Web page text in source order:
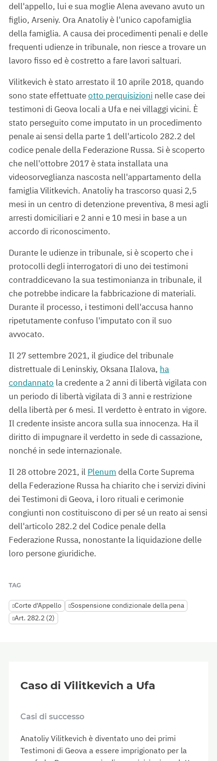
dell'appello, lui e sua moglie Alena avevano avuto un
figlio, Arseniy. Ora Anatoliy è l'unico capofamiglia
della famiglia. A causa dei procedimenti penali e delle
frequenti udienze in tribunale, non riesce a trovare un
lavoro fisso ed è costretto a fare lavori saltuari.
Vilitkevich è stato arrestato il 10 aprile 2018, quando
sono state effettuateotto perquisizioni nelle case dei
testimoni di Geova locali a Ufa e nei villaggi vicini. È
stato perseguito come imputato in un procedimento
penale ai sensi della parte 1 dell'articolo 282.2 del
codice penale della Federazione Russa. Si è scoperto
che nell'ottobre 2017 è stata installata una
videosorveglianza nascosta nell'appartamento della
famiglia Vilitkevich. Anatoliy ha trascorso quasi 2,5
mesi in un centro di detenzione preventiva, 8 mesi agli
arresti domiciliari e 2 anni e 10 mesi in base a un
accordo di riconoscimento.
Durante le udienze in tribunale, si è scoperto che i
protocolli degli interrogatori di uno dei testimoni
contraddicevano la sua testimonianza in tribunale, il
che potrebbe indicare la fabbricazione di materiali.
Durante il processo, i testimoni dell'accusa hanno
ripetutamente confuso l'imputato con il suo
avvocato.
Il 27 settembre 2021, il giudice del tribunale
distrettuale di Leninskiy, Oksana Ilalova, ha
condannato la credente a 2 anni di libertà vigilata con
un periodo di libertà vigilata di 3 anni e restrizione
della libertà per 6 mesi. Il verdetto è entrato in vigore.
Il credente insiste ancora sulla sua innocenza. Ha il
diritto di impugnare il verdetto in sede di cassazione,
nonché in sede internazionale.
Il 28 ottobre 2021, il Plenum della Corte Suprema
della Federazione Russa ha chiarito che i servizi divini
dei Testimoni di Geova, i loro rituali e cerimonie
congiunti non costituiscono di per sé un reato ai sensi
dell'articolo 282.2 del Codice penale della
Federazione Russa, nonostante la liquidazione delle
loro persone giuridiche.
TAG
Corte d'Appello
Sospensione condizionale della pena
Art. 282.2 (2)
Caso di Vilitkevich a Ufa
Casi di successo
Anatoliy Vilitkevich è diventato uno dei primi
Testimoni di Geova a essere imprigionato per la